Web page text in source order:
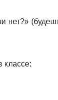
нет?»
классе: